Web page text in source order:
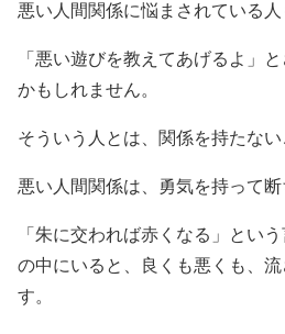
悪い人間関係に悩まされている人
「悪い遊びを教えてあげるよ」
かもしれません。
そういう人とは、関係を持たない
悪い人間関係は、勇気を持って断
「朱に交われば赤くなる」とい
の中にいると、良くも悪くも、
す。